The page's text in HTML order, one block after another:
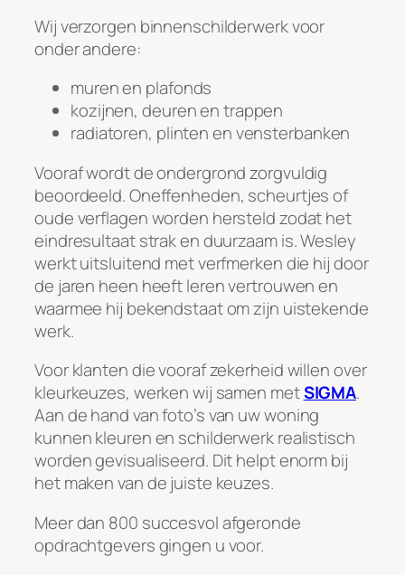
Wij verzorgen binnenschilderwerk voor
onder andere:
muren en plafonds
kozijnen, deuren en trappen
radiatoren, plinten en vensterbanken
Vooraf wordt de ondergrond zorgvuldig
beoordeeld. Oneffenheden, scheurtjes of
oude verflagen worden hersteld zodat het
eindresultaat strak en duurzaam is. Wesley
werkt uitsluitend met verfmerken die hij door
de jaren heen heeft leren vertrouwen en
waarmee hij bekendstaat om zijn uistekende
werk.
Voor klanten die vooraf zekerheid willen over
kleurkeuzes, werken wij samen metSIGMA.
Aan de hand van foto’s van uw woning
kunnen kleuren en schilderwerk realistisch
worden gevisualiseerd. Dit helpt enorm bij
het maken van de juiste keuzes.
Meer dan 800 succesvol afgeronde
opdrachtgevers gingen u voor.